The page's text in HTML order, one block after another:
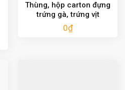
Thùng, hộp carton đựng
trứng gà, trứng vịt
0₫